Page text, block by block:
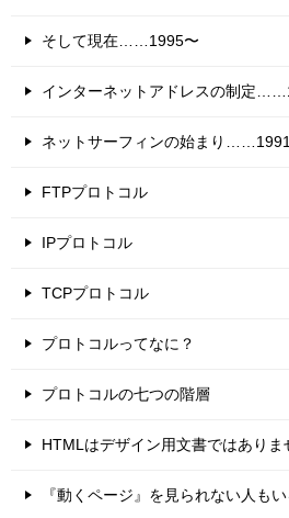
そして現在……1995〜
インターネットアドレスの制定
ネットサーフィンの始まり
FTPプロトコル
IPプロトコル
TCPプロトコル
プロトコルってなに？
プロトコルの七つの階層
HTMLはデザイン用文書ではありま
『動くページ』を見られない人もい